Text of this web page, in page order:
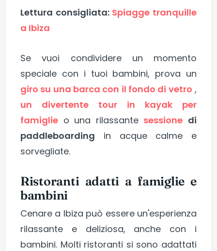
Lettura consigliata: Spiagge tranquille
a Ibiza
Se vuoi condividere un momento
speciale con i tuoi bambini, prova un
giro su una barca con il fondo di vetro ,
un divertente tour in kayak per
famiglie o una rilassante sessione di
paddleboarding in acque calme e
sorvegliate.
Ristoranti adatti a famiglie e
bambini
Cenare a Ibiza può essere un'esperienza
rilassante e deliziosa, anche con i
bambini. Molti ristoranti si sono adattati